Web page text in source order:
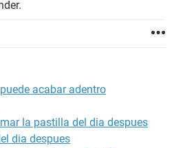
acabar adentro
la pastilla del dia despues
dia despues